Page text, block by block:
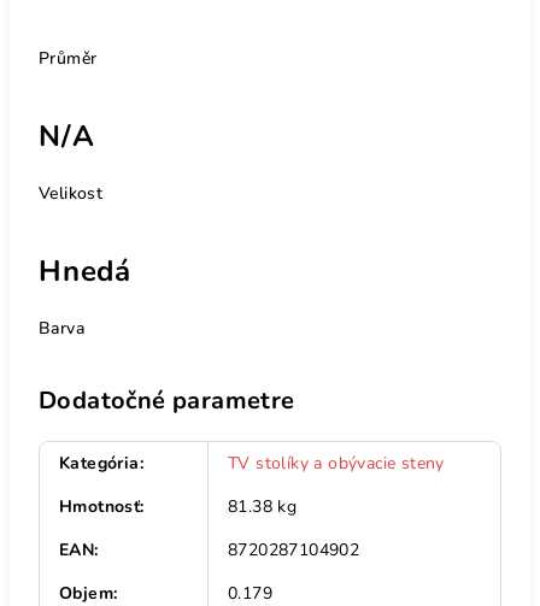
Průměr
N/A
Velikost
Hnedá
Barva
Dodatočné parametre
Kategória:
TV stolíky a obývacie steny
Hmotnosť:
81.38 kg
EAN:
8720287104902
Objem:
0.179